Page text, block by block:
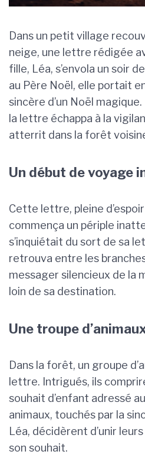
Dans un petit village
neige, une lettre rédigée
fille, Léa, s’envola un soir
au Père Noël, elle portait
sincère d’un Noël
la lettre échappa à la
atterrit dans la forêt
Un début de voyage
Cette lettre, pleine
commença un périple
s’inquiétait du sort de sa
retrouva entre les
messager silencieux de la
loin de sa destination.
Une troupe
Dans la forêt, un groupe
lettre. Intrigués, ils
souhait d’enfant adressé
animaux, touchés par la
Léa, décidèrent d’unir
son souhait.